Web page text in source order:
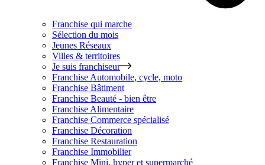
Franchise qui marche
Sélection du mois
Jeunes Réseaux
Villes & territoires
Je suis franchiseur
Franchise Automobile, cycle, moto
Franchise Bâtiment
Franchise Beauté - bien être
Franchise Alimentaire
Franchise Commerce spécialisé
Franchise Décoration
Franchise Restauration
Franchise Immobilier
Franchise Mini, hyper et supermarché